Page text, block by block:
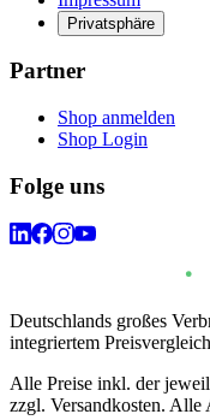
Privatsphäre
Partner
Shop anmelden
Shop Login
Folge uns
Deutschlands großes
integriertem Preisvergleich
Alle Preise inkl. der
zzgl. Versandkosten. Alle